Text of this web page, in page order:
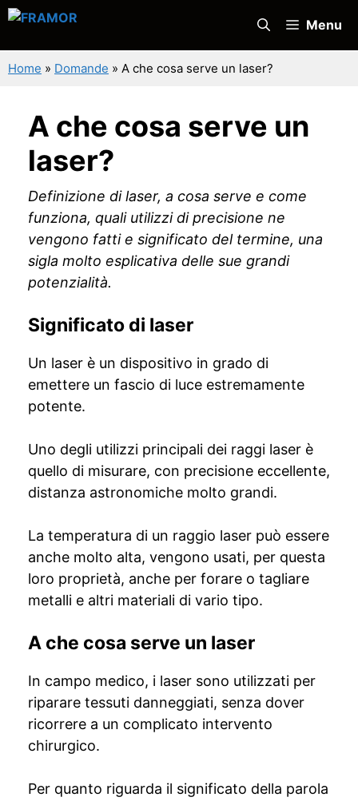
Vai
contenuto
Menu
Home » Domande » A che cosa serve un laser?
A che cosa serve un
laser?
Definizione di laser, a cosa serve e come
funziona, quali utilizzi di precisione ne
vengono fatti e significato del termine, una
sigla molto esplicativa delle sue grandi
potenzialità.
Significato di laser
Un laser è un dispositivo in grado di
emettere un fascio di luce estremamente
potente.
Uno degli utilizzi principali dei raggi laser è
quello di misurare, con precisione eccellente,
distanza astronomiche molto grandi.
La temperatura di un raggio laser può essere
anche molto alta, vengono usati, per questa
loro proprietà, anche per forare o tagliare
metalli e altri materiali di vario tipo.
A che cosa serve un laser
In campo medico, i laser sono utilizzati per
riparare tessuti danneggiati, senza dover
ricorrere a un complicato intervento
chirurgico.
Per quanto riguarda il significato della parola